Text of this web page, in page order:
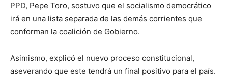
PPD, Pepe Toro, sostuvo que el socialismo democrático
irá en una lista separada de las demás corrientes que
conforman la coalición de Gobierno.
Asimismo, explicó el nuevo proceso constitucional,
aseverando que este tendrá un final positivo para el país.